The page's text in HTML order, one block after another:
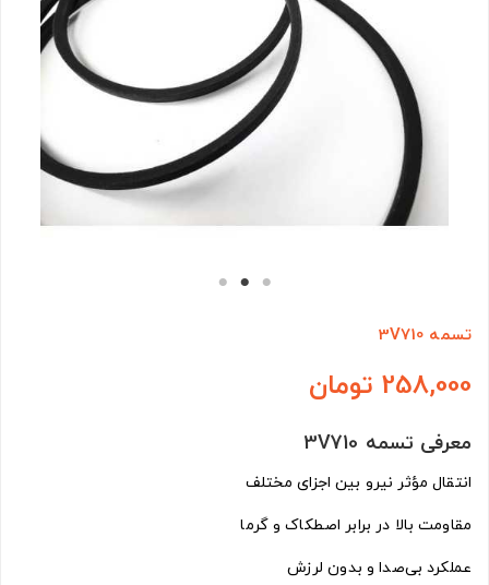
تسمه 3V710
258,000 تومان
معرفی تسمه 3V710
انتقال مؤثر نیرو بین اجزای مختلف
مقاومت بالا در برابر اصطکاک و گرما
عملکرد بی‌صدا و بدون لرزش